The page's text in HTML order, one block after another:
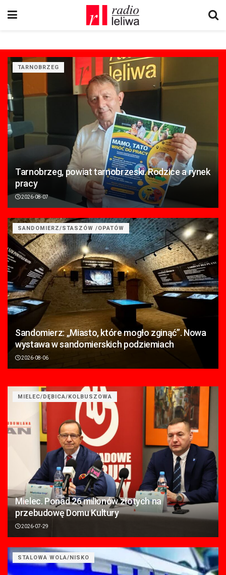
TARNOBRZEG
Tarnobrzeg, powiat tarnobrzeski. Rodzice a rynek
pracy
2026-08-07
SANDOMIERZ/STASZÓW /OPATÓW
Sandomierz: „Miasto, które mogło zginąć”. Nowa
wystawa w sandomierskich podziemiach
2026-08-06
MIELEC/DĘBICA/KOLBUSZOWA
Mielec. Ponad 26 milionów złotych na
przebudowę Domu Kultury
2026-07-29
STALOWA WOLA/NISKO